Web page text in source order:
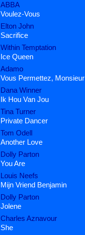
ABBA
Voulez-Vous
Elton John
Sacrifice
Within Temptation
Ice Queen
Adamo
Vous Permettez, Monsieur
Dana Winner
Ik Hou Van Jou
Tina Turner
Private Dancer
Tom Odell
Another Love
Dolly Parton
You Are
Louis Neefs
Mijn Vriend Benjamin
Dolly Parton
Jolene
Charles Aznavour
She